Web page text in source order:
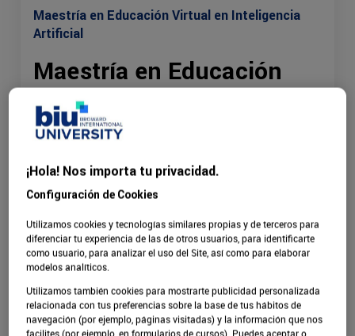
Maestría en Educación Virtual en Inteligencia
Artificial
Maestría en Educación
Virtual en Inteligencia
Artificial
La Maestría en Educación Virtual con IA de BIU es
posiciona para roles como Diseñador Instruccional
con IA, Consultor EdTech o Director de Innovación
Educativa con salarios anuales atractivos.
Dominarás IA para educación, creación de
adaptativo, analítica predictiva con Learning
Analytics y diseño de experiencias con realidad
¡Hola! Nos importa tu privacidad.
Configuración de Cookies
Utilizamos cookies y tecnologías similares propias y de terceros para
diferenciar tu experiencia de las de otros usuarios, para identificarte
como usuario, para analizar el uso del Site, así como para elaborar
modelos analíticos.
Utilizamos también cookies para mostrarte publicidad personalizada
relacionada con tus preferencias sobre la base de tus hábitos de
navegación (por ejemplo, páginas visitadas) y la información que nos